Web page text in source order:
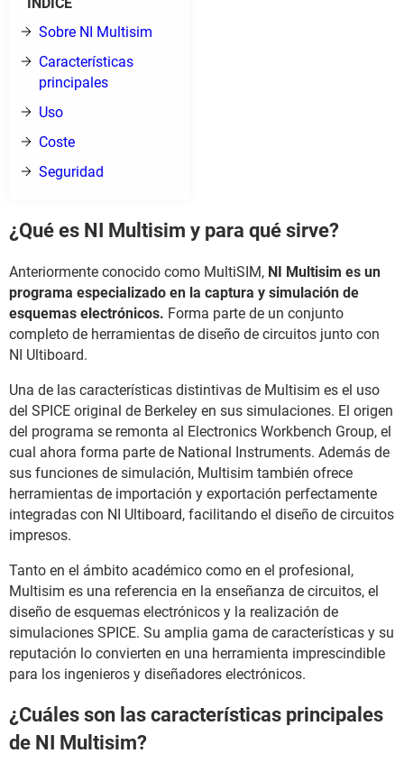
Sobre NI Multisim
Características
principales
Uso
Coste
Seguridad
¿Qué es NI Multisim y para qué sirve?
Anteriormente conocido como MultiSIM, NI Multisim es un
programa especializado en la captura y simulación de
esquemas electrónicos. Forma parte de un conjunto
completo de herramientas de diseño de circuitos junto con
NI Ultiboard.
Una de las características distintivas de Multisim es el uso
del SPICE original de Berkeley en sus simulaciones. El origen
del programa se remonta al Electronics Workbench Group, el
cual ahora forma parte de National Instruments. Además de
sus funciones de simulación, Multisim también ofrece
herramientas de importación y exportación perfectamente
integradas con NI Ultiboard, facilitando el diseño de circuitos
impresos.
Tanto en el ámbito académico como en el profesional,
Multisim es una referencia en la enseñanza de circuitos, el
diseño de esquemas electrónicos y la realización de
simulaciones SPICE. Su amplia gama de características y su
reputación lo convierten en una herramienta imprescindible
para los ingenieros y diseñadores electrónicos.
¿Cuáles son las características principales
de NI Multisim?